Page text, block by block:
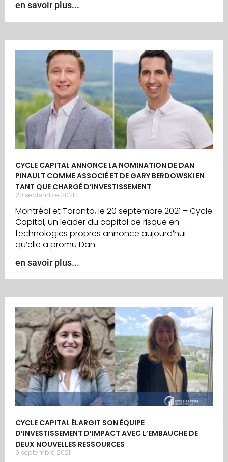
en savoir plus...
CYCLE CAPITAL ANNONCE LA NOMINATION DE DAN
PINAULT COMME ASSOCIÉ ET DE GARY BERDOWSKI EN
TANT QUE CHARGÉ D’INVESTISSEMENT
20 septembre 2021
Montréal et Toronto, le 20 septembre 2021 – Cycle
Capital, un leader du capital de risque en
technologies propres annonce aujourd’hui
qu’elle a promu Dan
en savoir plus...
CYCLE CAPITAL ÉLARGIT SON ÉQUIPE
D’INVESTISSEMENT D’IMPACT AVEC L’EMBAUCHE DE
DEUX NOUVELLES RESSOURCES
9 septembre 2021